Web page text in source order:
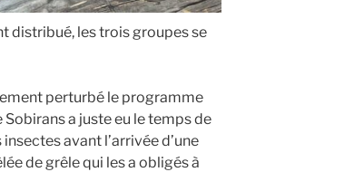
distribué, les trois groupes se
perturbé le programme
a juste eu le temps de
avant l’arrivée d’une
de grêle qui les a obligés à